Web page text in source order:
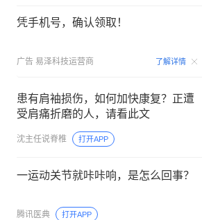
凭手机号，确认领取！
广告 易泽科技运营商 了解详情
患有肩袖损伤，如何加快康复？正遭
受肩痛折磨的人，请看此文
沈主任说脊椎 打开APP
一运动关节就咔咔响，是怎么回事？
腾讯医典 打开APP